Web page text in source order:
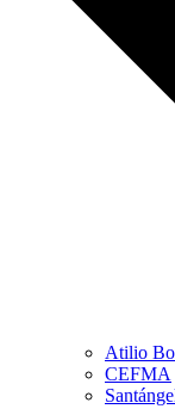
Atilio
CEFMA